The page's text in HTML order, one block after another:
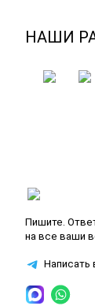
НАШИ
Пишите.
на все ваши
Написать